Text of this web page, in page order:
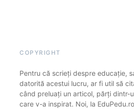
COPYRIGHT
Pentru că scrieți despre educație,
datorită acestui lucru, ar fi util să
când preluați un articol, părți dintr-
care v-a inspirat. Noi, la